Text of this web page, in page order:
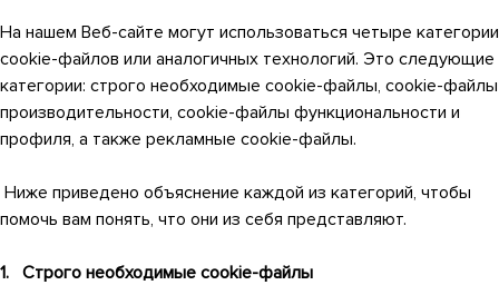
На нашем Веб-сайте могут использоваться четыре категории
cookie-файлов или аналогичных технологий. Это следующие
категории: строго необходимые cookie-файлы, cookie-файлы
производительности, cookie-файлы функциональности и
профиля, а также рекламные cookie-файлы.
Ниже приведено объяснение каждой из категорий, чтобы
помочь вам понять, что они из себя представляют.
1. Строго необходимые cookie-файлы